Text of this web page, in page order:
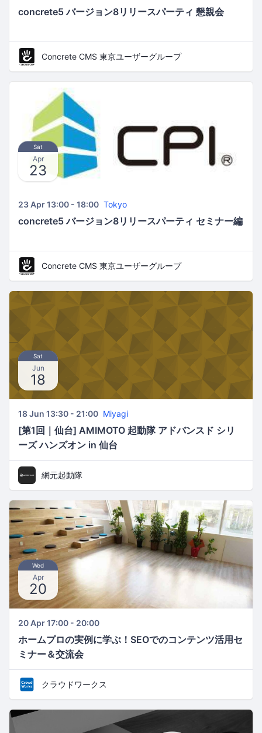
concrete5 バージョン8リリースパーティ 懇親会
Concrete CMS 東京ユーザーグループ
Sat
Apr
23
23 Apr 13:00 - 18:00 Tokyo
concrete5 バージョン8リリースパーティ セミナー編
Concrete CMS 東京ユーザーグループ
Sat
Jun
18
18 Jun 13:30 - 21:00 Miyagi
[第1回｜仙台] AMIMOTO 起動隊 アドバンスド シリ
ーズ ハンズオン in 仙台
網元起動隊
Wed
Apr
20
20 Apr 17:00 - 20:00
ホームプロの実例に学ぶ！SEOでのコンテンツ活用セ
ミナー＆交流会
クラウドワークス